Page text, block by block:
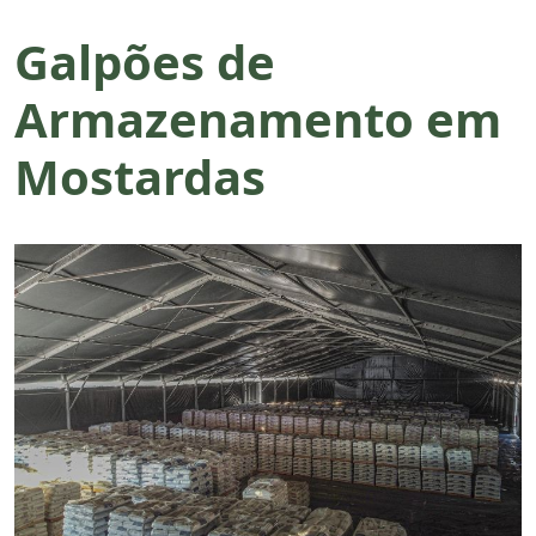
Galpões de
Armazenamento em
Mostardas